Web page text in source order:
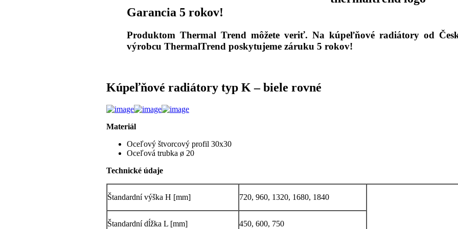
Garancia 5 rokov!
Produktom Thermal Trend môžete veriť. Na kúpeľňové radiátory od
výrobcu ThermalTrend poskytujeme záruku 5 rokov!
Kúpeľňové radiátory typ K – biele rovné
Materiál
Oceľový štvorcový profil 30x30
Oceľová trubka ø 20
Technické údaje
Štandardní výška H [mm] 720, 960, 1320, 1680, 1840
Štandardní dĺžka L [mm] 450, 600, 750